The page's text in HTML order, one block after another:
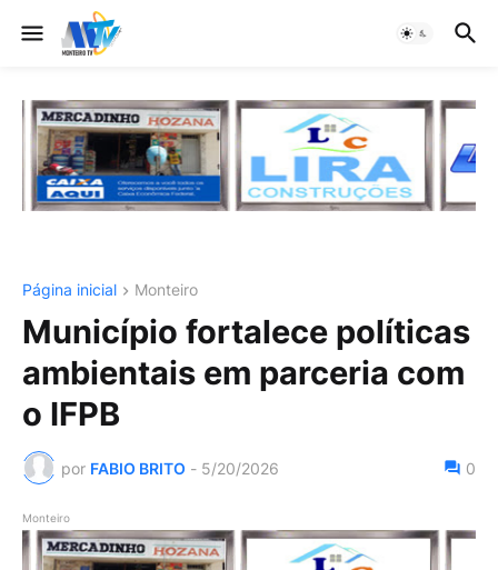
Página inicial Monteiro
Município fortalece políticas
ambientais em parceria com
o IFPB
por FABIO BRITO - 5/20/2026 0
Monteiro